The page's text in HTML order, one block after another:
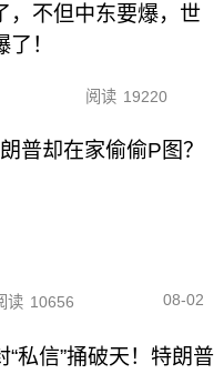
，不但中东要爆，世
！
阅读 19220
普却在家偷偷P图？
读 10656 08-02
“私信”捅破天！特朗普